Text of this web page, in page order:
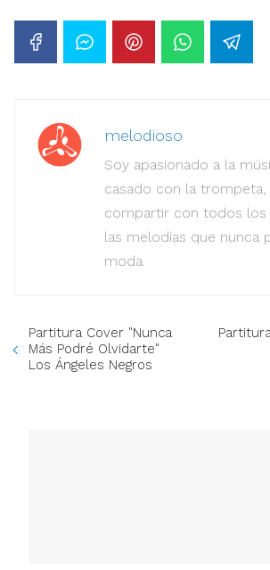
melodioso
Soy apasionado a la
casado con la trompeta,
compartir con todos los
las melodías que nunca
moda.
Partitura Cover "Nunca
Más Podré Olvidarte"
Los Ángeles Negros